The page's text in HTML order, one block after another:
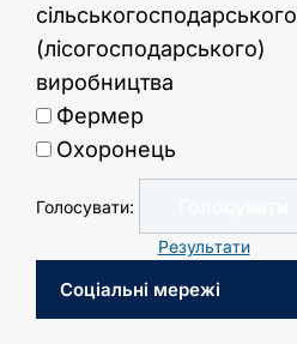
сільськогосподарського
(лісогосподарського)
виробництва
Фермер
Охоронець
Голосувати:
Результати
Соціальні мережі